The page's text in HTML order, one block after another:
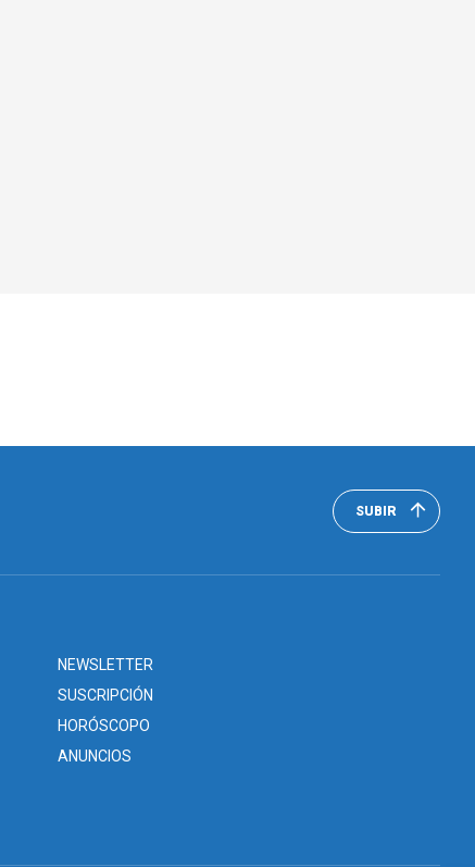
SUBIR
NEWSLETTER
SUSCRIPCIÓN
HORÓSCOPO
ANUNCIOS